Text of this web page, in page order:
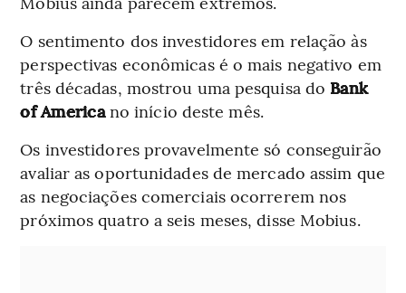
O sentimento dos investidores em relação às
perspectivas econômicas é o mais negativo em
três décadas, mostrou uma pesquisa do Bank
of Americano início deste mês.
Os investidores provavelmente só conseguirão
avaliar as oportunidades de mercado assim que
as negociações comerciais ocorrerem nos
próximos quatro a seis meses, disse Mobius.